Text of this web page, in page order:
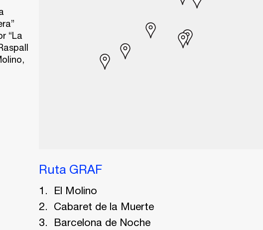
“La
Ruta GRAF
El Molino
Cabaret de la Muerte
Barcelona de Noche